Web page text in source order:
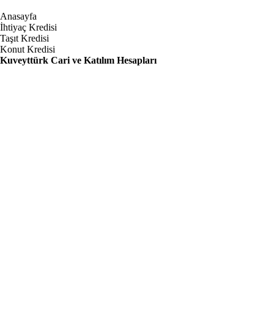
Anasayfa
İhtiyaç Kredisi
Taşıt Kredisi
Konut Kredisi
Kuveyttürk Cari ve Katılım Hesapları